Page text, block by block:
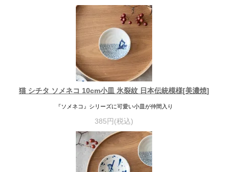
猫 シチタ ソメネコ 10cm小皿 氷裂紋 日本伝統模様[美濃焼]
『ソメネコ』シリーズに可愛い小皿が仲間入り
385円(税込)